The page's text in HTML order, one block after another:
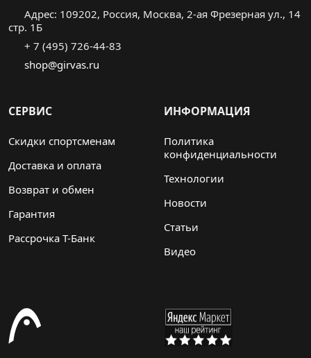
Адрес: 109202, Россия, Москва, 2-ая Фрезерная ул., 14
стр. 1Б
+ 7 (495) 726-44-83
shop@girvas.ru
СЕРВИС
Скидки спортсменам
Доставка и оплата
Возврат и обмен
Гарантия
Рассрочка Т-Банк
ИНФОРМАЦИЯ
Политика
конфиденциальности
Технологии
Новости
Статьи
Видео